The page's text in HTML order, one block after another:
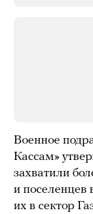
Военное
Кассам»
захватили
и поселенцев
их в сектор